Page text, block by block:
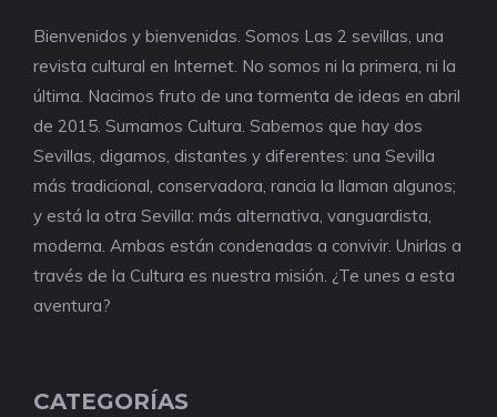
Bienvenidos y bienvenidas. Somos Las 2 sevillas, una
revista cultural en Internet. No somos ni la primera, ni la
última. Nacimos fruto de una tormenta de ideas en abril
de 2015. Sumamos Cultura. Sabemos que hay dos
Sevillas, digamos, distantes y diferentes: una Sevilla
más tradicional, conservadora, rancia la llaman algunos;
y está la otra Sevilla: más alternativa, vanguardista,
moderna. Ambas están condenadas a convivir. Unirlas a
través de la Cultura es nuestra misión. ¿Te unes a esta
aventura?
CATEGORÍAS